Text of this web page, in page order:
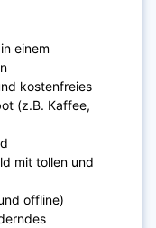
einem
kostenfreies
(z.B. Kaffee,
mit tollen und
offline)